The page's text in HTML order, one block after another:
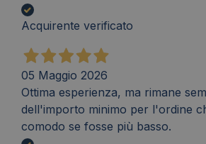
Acquirente verificato
05 Maggio 2026
Ottima esperienza, ma rimane
dell'importo minimo per l'ordine
comodo se fosse più basso.